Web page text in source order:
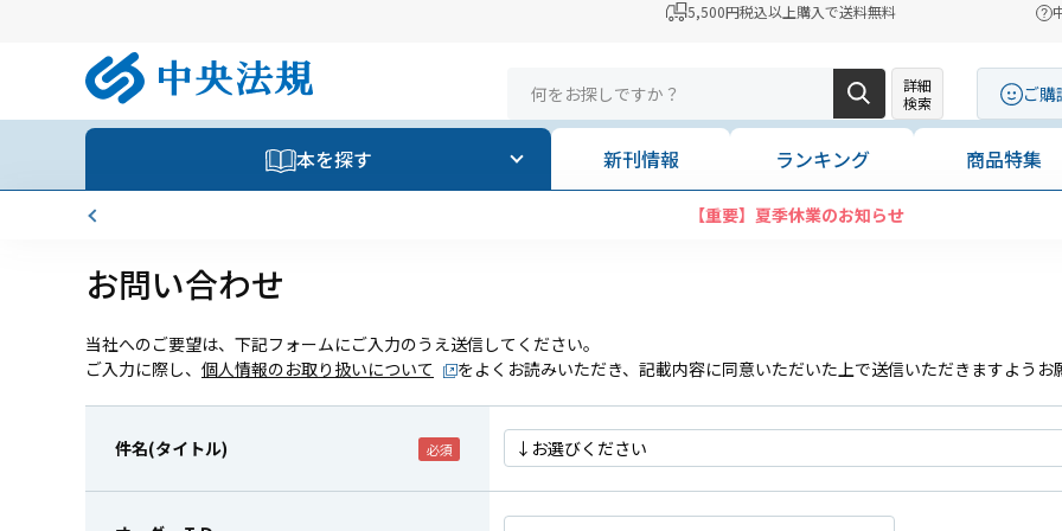
5,500円税込以上購入で送料無料
詳細
検索
ご
本を探す 新刊情報 ランキング 商品特集
【重要】夏季休業のお知らせ
お問い合わせ
当社へのご要望は、下記フォームにご入力のうえ送信してください。
ご入力に際し、 個人情報のお取り扱いについて をよくお読みいただき、記載内容に同意いただいた上で送信いただきますようお
件名(タイトル)